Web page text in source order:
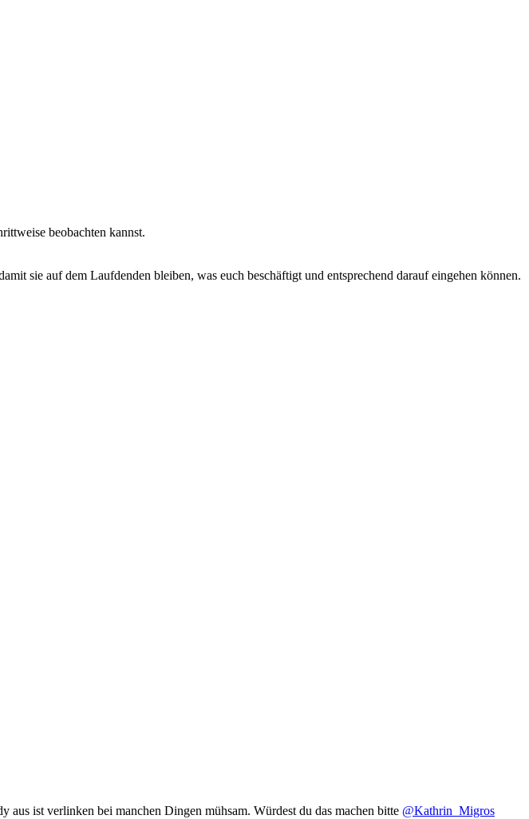
beobachten kannst.
sie auf dem Laufdenden bleiben, was euch beschäftigt und entsprechend darauf eingehen können.
ist verlinken bei manchen Dingen mühsam. Würdest du das machen bitte @Kathrin_Migros